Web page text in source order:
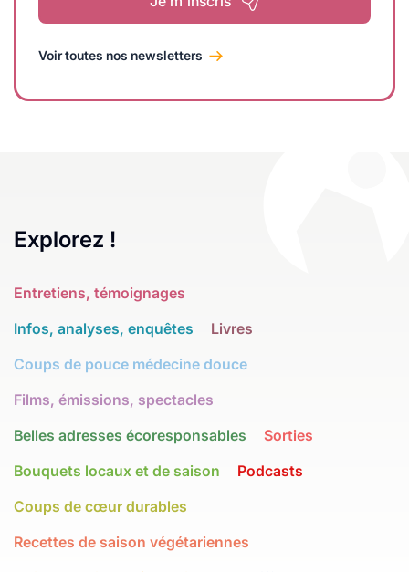
Voir toutes nos newsletters
Explorez !
Entretiens, témoignages
Infos, analyses, enquêtes
Livres
Coups de pouce médecine douce
Films, émissions, spectacles
Belles adresses écoresponsables
Sorties
Bouquets locaux et de saison
Podcasts
Coups de cœur durables
Recettes de saison végétariennes